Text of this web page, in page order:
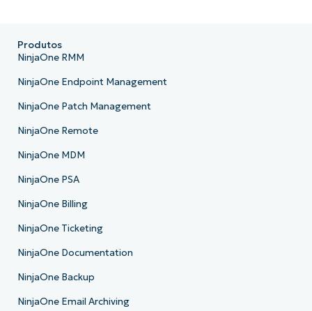
last
name*
email*
Phone
number*
País
Company
name*
Produtos
NinjaOne RMM
NinjaOne Endpoint Management
NinjaOne Patch Management
NinjaOne Remote
NinjaOne MDM
NinjaOne PSA
NinjaOne Billing
NinjaOne Ticketing
NinjaOne Documentation
NinjaOne Backup
NinjaOne Email Archiving